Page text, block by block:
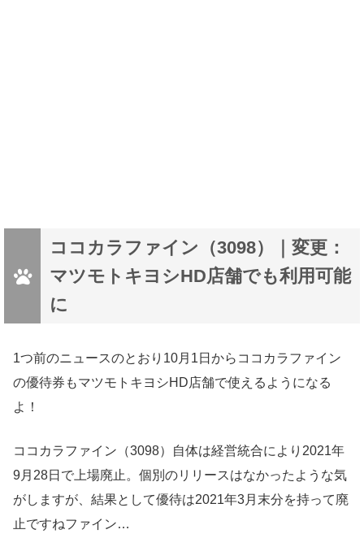
ココカラファイン（3098）｜変更：
マツモトキヨシHD店舗でも利用可能
に
1つ前のニュースのとおり10月1日からココカラファイン
の優待券もマツモトキヨシHD店舗で使えるようになる
よ！
ココカラファイン（3098）自体は経営統合により2021年
9月28日で上場廃止。個別のリリースはなかったような気
がしますが、結果として優待は2021年3月末分を持って廃
止ですねファイン…